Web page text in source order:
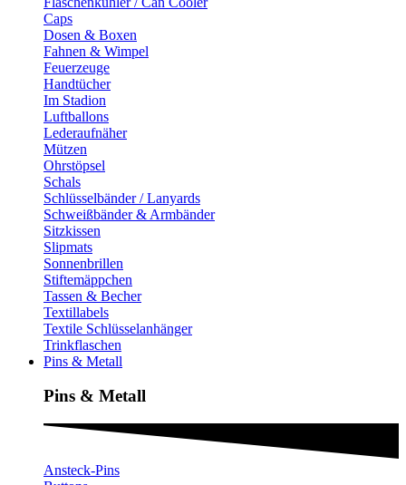
Caps
Dosen & Boxen
Fahnen & Wimpel
Feuerzeuge
Handtücher
Im Stadion
Luftballons
Lederaufnäher
Mützen
Ohrstöpsel
Schals
Schlüsselbänder / Lanyards
Schweißbänder & Armbänder
Sitzkissen
Slipmats
Sonnenbrillen
Stiftemäppchen
Tassen & Becher
Textillabels
Textile Schlüsselanhänger
Trinkflaschen
Pins & Metall
Pins & Metall​
Ansteck-Pins